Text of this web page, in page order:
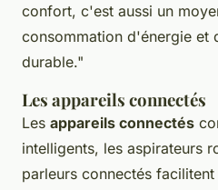
confort, c'est aussi un
consommation d'énergie et
durable."
Les appareils connectés
Les appareils connectés
intelligents, les aspirateurs
parleurs connectés